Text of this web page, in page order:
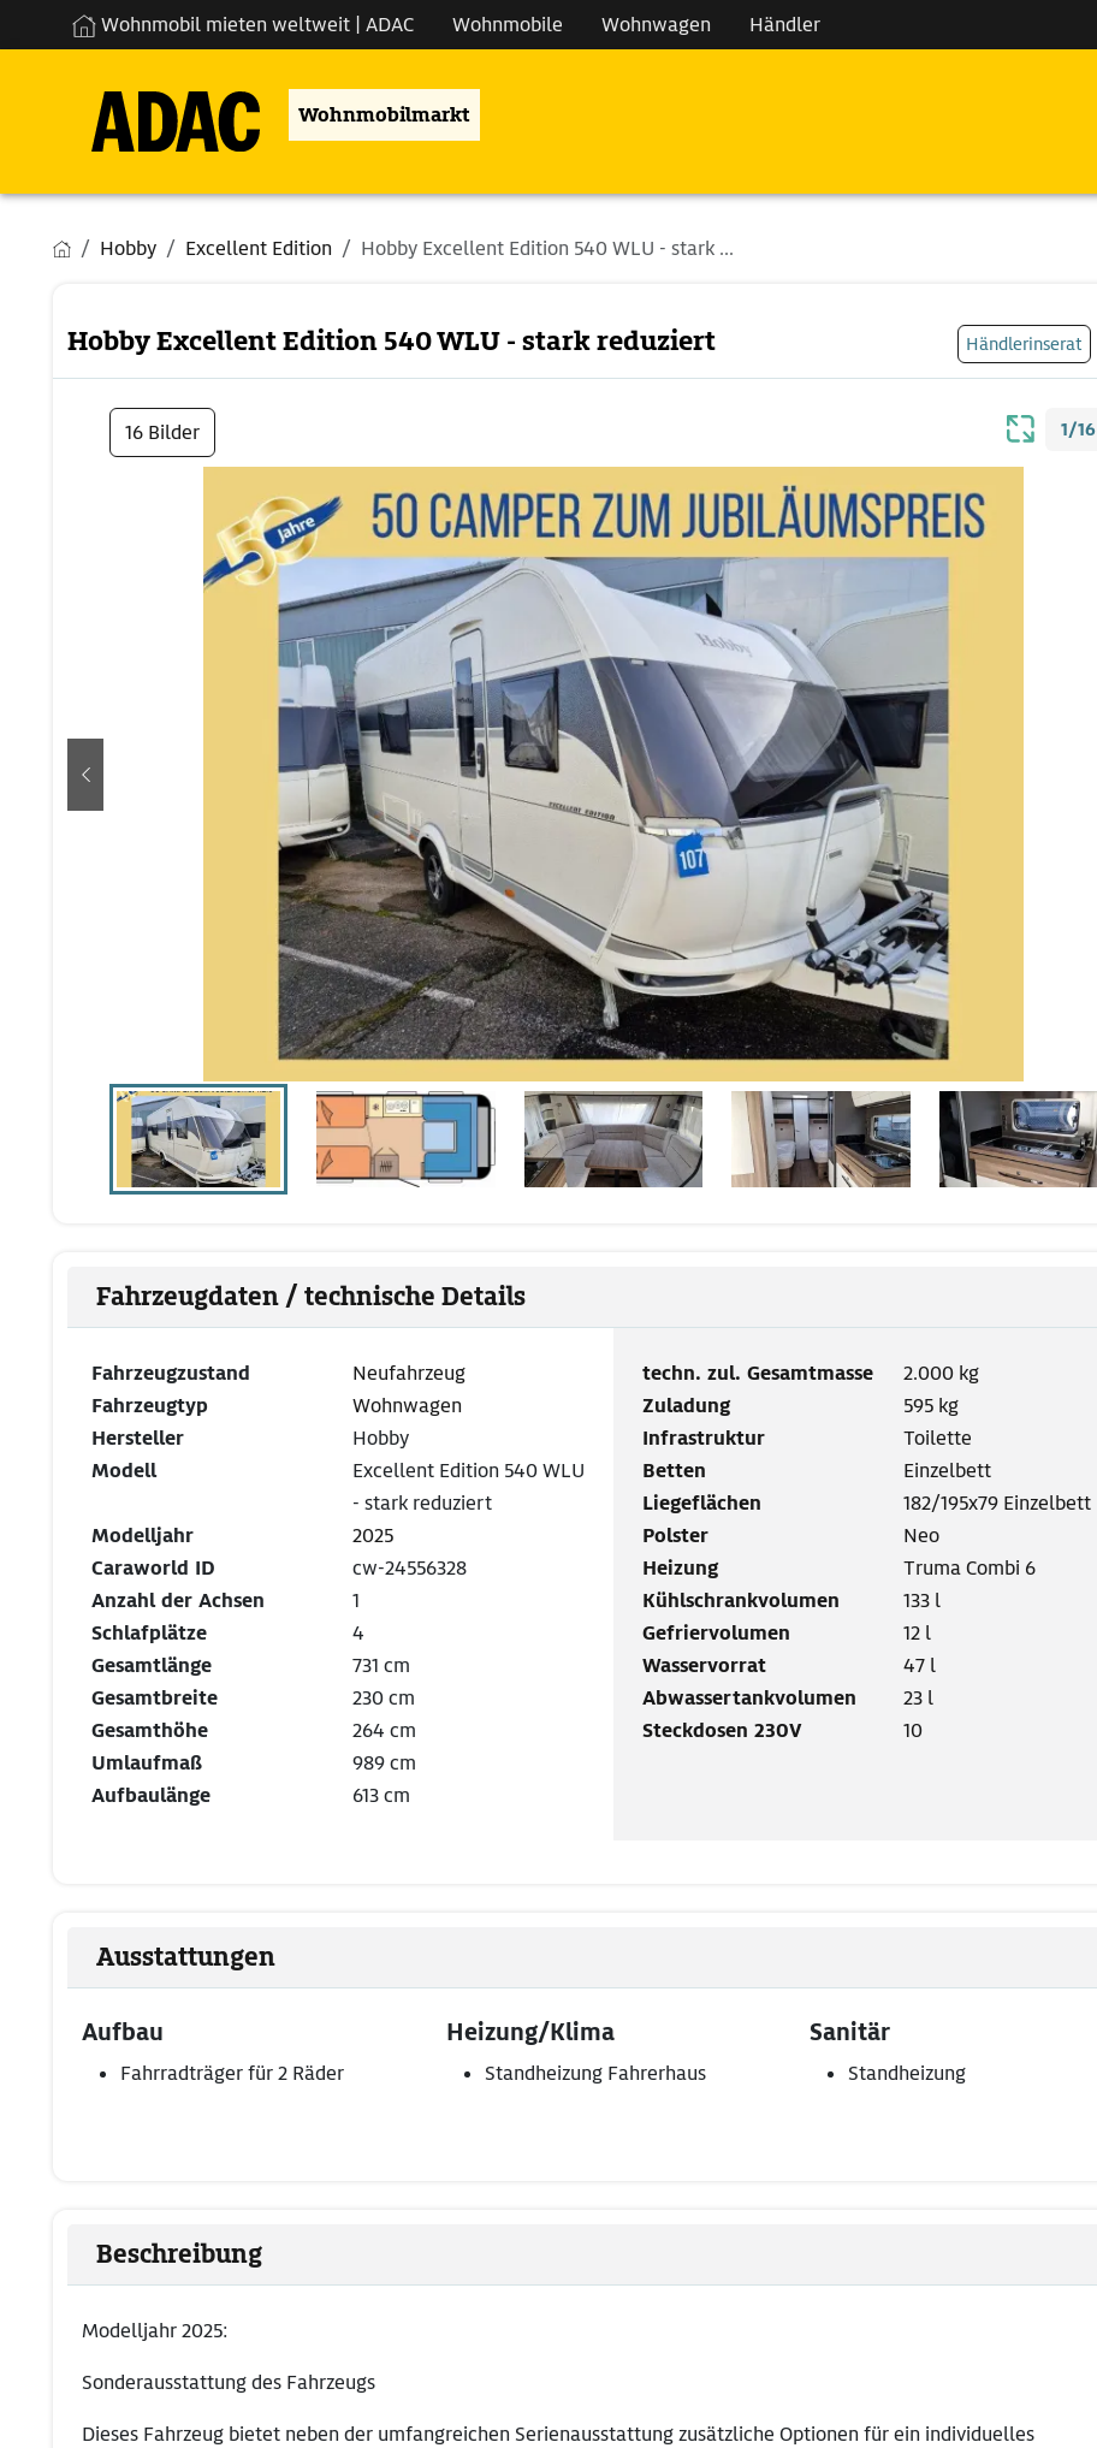
Wohnmobil mieten weltweit | ADAC Wohnmobile Wohnwagen Händler
Wohnmobilmarkt
Hobby Excellent Edition Hobby Excellent Edition 540 WLU - stark ...
Hobby Excellent Edition 540 WLU - stark reduziert Händlerinserat
16 Bilder 1/16
zurück
Fahrzeugdaten / technische Details
Fahrzeugzustand
Neufahrzeug
Fahrzeugtyp
Wohnwagen
Hersteller
Hobby
Modell
Excellent Edition 540 WLU
- stark reduziert
Modelljahr
2025
Caraworld ID
cw-24556328
Anzahl der Achsen
1
Schlafplätze
4
Gesamtlänge
731 cm
Gesamtbreite
230 cm
Gesamthöhe
264 cm
Umlaufmaß
989 cm
Aufbaulänge
613 cm
techn. zul. Gesamtmasse
2.000 kg
Zuladung
595 kg
Infrastruktur
Toilette
Betten
Einzelbett
Liegeflächen
182/195x79 Einzelbett
Polster
Neo
Heizung
Truma Combi 6
Kühlschrankvolumen
133 l
Gefriervolumen
12 l
Wasservorrat
47 l
Abwassertankvolumen
23 l
Steckdosen 230V
10
Ausstattungen
Aufbau
Fahrradträger für 2 Räder
Heizung/Klima
Standheizung Fahrerhaus
Sanitär
Standheizung
Beschreibung
Modelljahr 2025:
Sonderausstattung des Fahrzeugs
Dieses Fahrzeug bietet neben der umfangreichen Serienausstattung zusätzliche Optionen für ein individuelles